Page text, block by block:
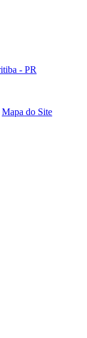
- PR
Mapa do Site